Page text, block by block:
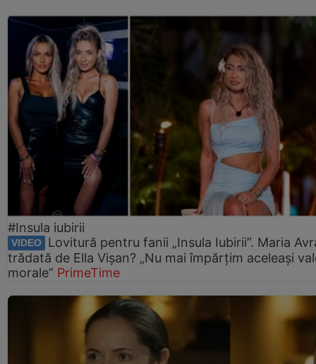
#Insula iubirii
VIDEO
Lovitură pentru fanii „Insula Iubirii”. Maria
trădată de Ella Vișan? „Nu mai împărțim aceleași
morale” PrimeTime